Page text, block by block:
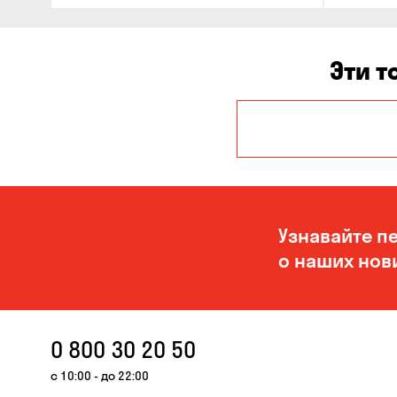
Эти
Белогородка
Вольная
Терешковка
Узнавайте
о наших
0 800 30 20 50
с 10:00 - до 22:00